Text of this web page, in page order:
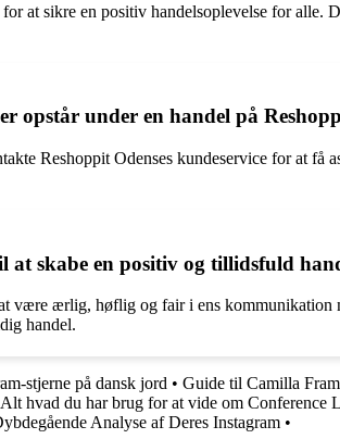
at sikre en positiv handelsoplevelse for alle.
opstår under en handel på
Reshoppit Odenses kundeservice for at få
at skabe en positiv og tillidsfuld
være ærlig, høflig og fair i ens
handel.
stjerne på dansk jord • Guide til Camilla
Alt hvad du har brug for at vide om Conference
Analyse af Deres Instagram •